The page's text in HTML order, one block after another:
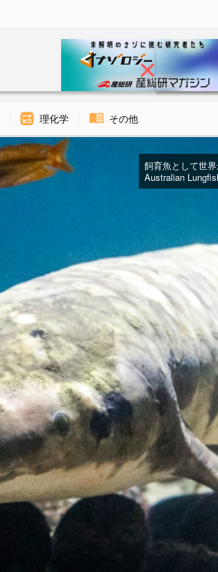
理化学 その他
飼育魚として世
Australian